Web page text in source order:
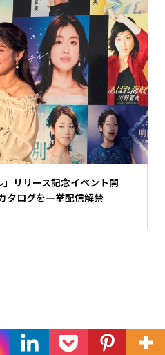
リリース記念イベント開
タログを一挙配信解禁